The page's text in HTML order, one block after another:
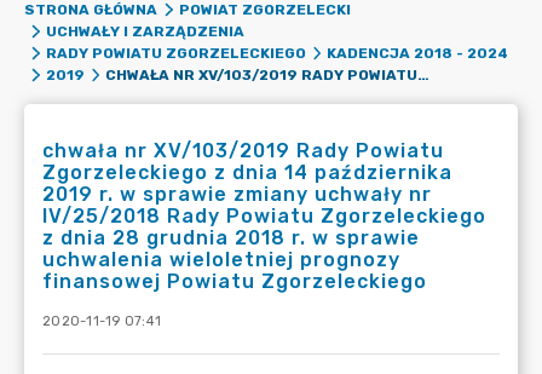
STRONA GŁÓWNA
POWIAT ZGORZELECKI
UCHWAŁY I ZARZĄDZENIA
RADY POWIATU ZGORZELECKIEGO
KADENCJA 2018 - 2024
2019
CHWAŁA NR XV/103/2019 RADY POWIATU ZGORZELECKIEGO Z DNIA 14 PAŹDZIERNIKA 2019 R. W SPRAWIE ZMIANY UCHWAŁY NR IV/25/2018 RADY POWIATU ZGORZELECKIEGO Z DNIA 28 GRUDNIA 2018 R. W SPRAWIE UCHWALENIA WIELOLETNIEJ PROGNOZY FINANSOWEJ POWIATU ZGORZELECKIEGO
chwała nr XV/103/2019 Rady Powiatu
Zgorzeleckiego z dnia 14 października
2019 r. w sprawie zmiany uchwały nr
IV/25/2018 Rady Powiatu Zgorzeleckiego
z dnia 28 grudnia 2018 r. w sprawie
uchwalenia wieloletniej prognozy
finansowej Powiatu Zgorzeleckiego
2020-11-19 07:41